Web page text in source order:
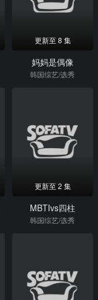
更新至 8 集
妈妈是偶像
韩国综艺/选秀
更新至 2 集
MBTIvs四柱
韩国综艺/选秀